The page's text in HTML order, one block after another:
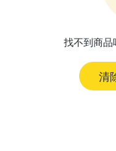
找不到商品
清